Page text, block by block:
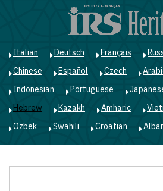
Français
Deutsch
Italian
Czech
Español
Chinese
Portuguese
Indonesian
Amharic
Kazakh
Hebrew
Croatian
Swahili
Ozbek